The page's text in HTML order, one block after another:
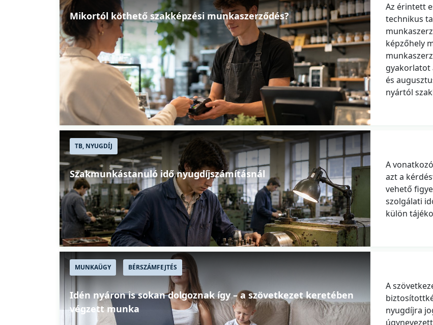
Mikortól köthető szakképzési munkaszerződés?
Az érintett
technikus
képzőhely
gyakorlatot
és
nyártól
TB, NYUGDÍJ
Szakmunkástanuló idő nyugdíjszámításnál
A
azt a
vehető
szolgálati
külön
MUNKAÜGY BÉRSZÁMFEJTÉS
Idén nyáron is sokan dolgoznak így – a szövetkezet keretében
végzett munka
A
nyugdíjra